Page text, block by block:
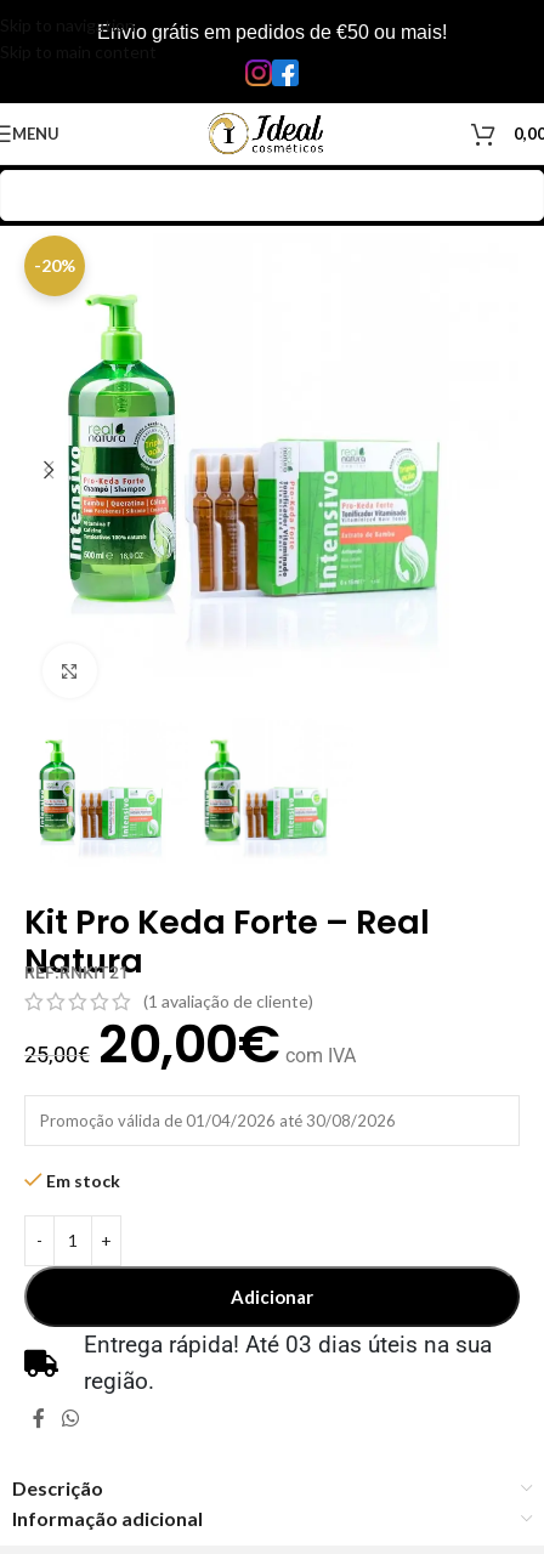
Skip to navigationEnvio grátis em pedidos de €50 ou mais!
MENU
-20%
Kit Pro Keda Forte – Real
Natura
REF:RNKIT21
(1 avaliação de cliente)
25,00€ 20,00€ com IVA
Promoção válida de 01/04/2026 até 30/08/2026
Em stock
Adicionar
Entrega rápida! Até 03 dias úteis na sua
região.
Descrição
Informação adicional